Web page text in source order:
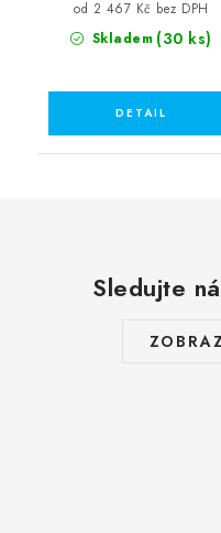
Skladem (30 ks)
od 2 467 Kč bez DPH
Sledujte